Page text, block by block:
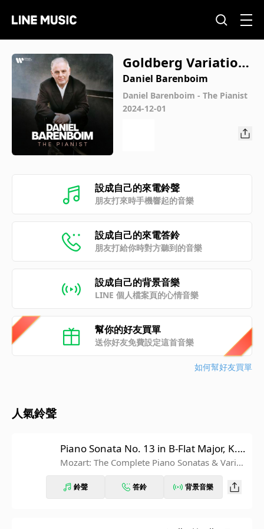
Goldberg Variation
s, BWV 988: Variatio
n XXV. Adagio
Daniel Barenboim
Daniel Barenboim - The Pianist
2024-12-01
設成自己的來電鈴聲
朋友打來時手機響起的音樂
設成自己的來電答鈴
朋友打給你時對方聽到的音樂
設成自己的背景音樂
LINE 個人檔案頁的心情音樂
幫你的好友買單
送你好友免費設定這首音樂
如何幫好友買單
人氣鈴聲
Piano Sonata No. 13 in B-Flat Major, K. 3
33: III. Allegretto grazioso
Mozart: The Complete Piano Sonatas & Variati
鈴聲 答鈴 背景音樂